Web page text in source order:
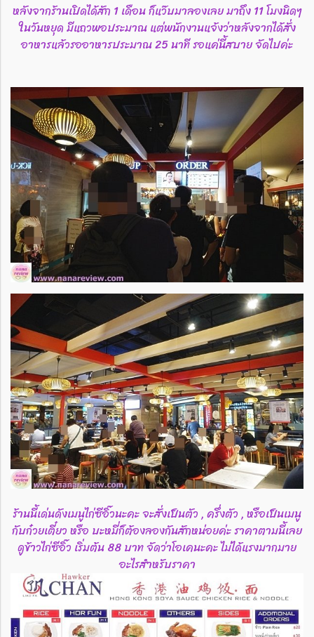
หลังจากร้านเปิดได้สัก 1 เดือน ก็แว๊บมาลองเลย มาถึง 11 โมงนิดๆ
ในวันหยุด มีแถวพอประมาณ แต่พนักงานแจ้งว่าหลังจากได้สั่ง
อาหารแล้วรออาหารประมาณ 25 นาที รอแค่นี้สบาย จัดไปค่ะ
ร้านนี้เด่นดังเมนูไก่ซีอิ๊วนะคะ จะสั่งเป็นตัว , ครึ่งตัว , หรือเป็นเมนู
กับก๋วยเตี๋ยว หรือ บะหมี่ก็ต้องลองกันสักหน่อยค่ะ ราคาตามนี้เลย
ดูข้าวไก่ซีอิ๊ว เริ่มต้น 88 บาท จัดว่าโอเคนะคะ ไม่ได้แรงมากมาย
อะไรสำหรับราคา